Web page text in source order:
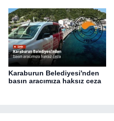
Karaburun Belediyesi'nden
basın aracımıza haksız ceza